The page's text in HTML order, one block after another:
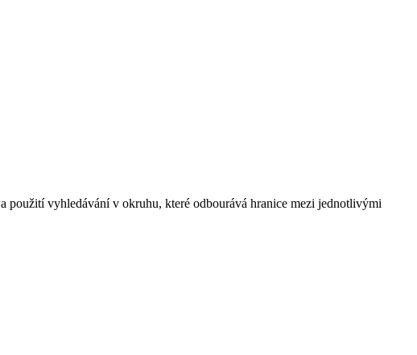
použití vyhledávání v okruhu, které odbourává hranice mezi jednotlivými